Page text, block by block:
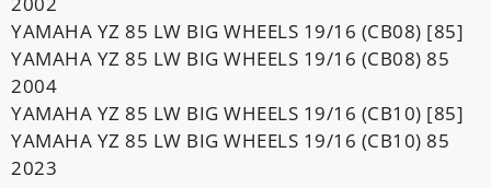
YAMAHA YZ 85 LW BIG WHEELS 19/16 (CB08) [85]
YAMAHA YZ 85 LW BIG WHEELS 19/16 (CB08) 85
2004
YAMAHA YZ 85 LW BIG WHEELS 19/16 (CB10) [85]
YAMAHA YZ 85 LW BIG WHEELS 19/16 (CB10) 85
2023